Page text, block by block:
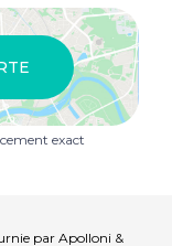
exact
par Apolloni &